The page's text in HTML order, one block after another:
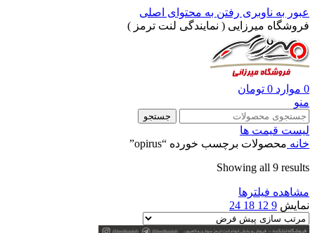
عبور به ناوبری رفتن به محتوای اصلی
فروشگاه میرزایی ( نمایندگی لنت ترمز )
0 موارد 0 تومان
منو
جستجو
لیست قیمت ها
خانه محصولات برچسب خورده “opirus”
Showing all 9 results
مشاهده فیلترها
نمایش 9
12
18
24